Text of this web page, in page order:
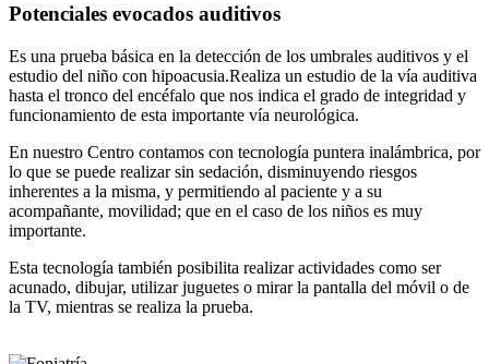
Potenciales evocados auditivos
Es una prueba básica en la detección de los umbrales auditivos y el
estudio del niño con hipoacusia.Realiza un estudio de la vía auditiva
hasta el tronco del encéfalo que nos indica el grado de integridad y
funcionamiento de esta importante vía neurológica.
En nuestro Centro contamos con tecnología puntera inalámbrica, por
lo que se puede realizar sin sedación, disminuyendo riesgos
inherentes a la misma, y permitiendo al paciente y a su
acompañante, movilidad; que en el caso de los niños es muy
importante.
Esta tecnología también posibilita realizar actividades como ser
acunado, dibujar, utilizar juguetes o mirar la pantalla del móvil o de
la TV, mientras se realiza la prueba.